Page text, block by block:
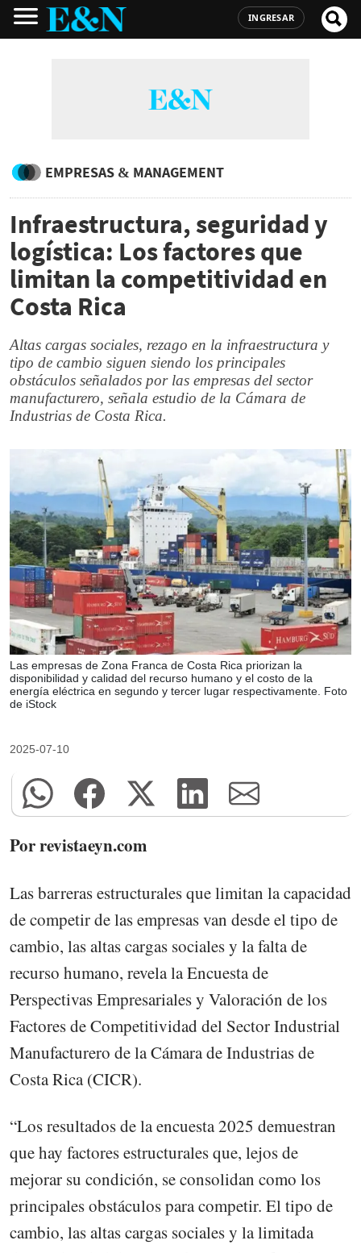
INGRESAR
EMPRESAS & MANAGEMENT
Infraestructura, seguridad y
logística: Los factores que
limitan la competitividad en
Costa Rica
Altas cargas sociales, rezago en la infraestructura y
tipo de cambio siguen siendo los principales
obstáculos señalados por las empresas del sector
manufacturero, señala estudio de la Cámara de
Industrias de Costa Rica.
Las empresas de Zona Franca de Costa Rica priorizan la
disponibilidad y calidad del recurso humano y el costo de la
energía eléctrica en segundo y tercer lugar respectivamente. Foto
de iStock
2025-07-10
Por revistaeyn.com
Las barreras estructurales que limitan la capacidad
de competir de las empresas van desde el tipo de
cambio, las altas cargas sociales y la falta de
recurso humano, revela la Encuesta de
Perspectivas Empresariales y Valoración de los
Factores de Competitividad del Sector Industrial
Manufacturero de la Cámara de Industrias de
Costa Rica (CICR).
“Los resultados de la encuesta 2025 demuestran
que hay factores estructurales que, lejos de
mejorar su condición, se consolidan como los
principales obstáculos para competir. El tipo de
cambio, las altas cargas sociales y la limitada